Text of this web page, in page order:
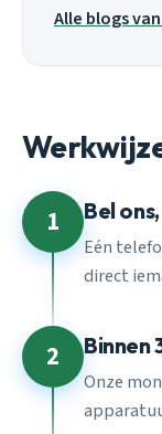
Alle blogs
1 Bel
Eén
direct
2 Binnen
Onze